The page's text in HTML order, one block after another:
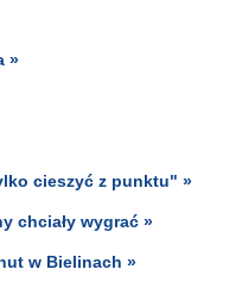
»
cieszyć z punktu" »
chciały wygrać »
w Bielinach »